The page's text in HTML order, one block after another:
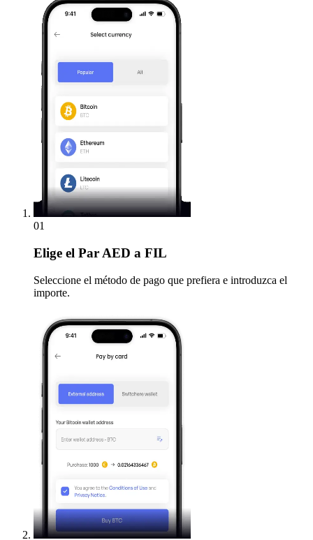
01
Elige el Par AED a FIL
Seleccione el método de pago que prefiera e introduzca el
importe.